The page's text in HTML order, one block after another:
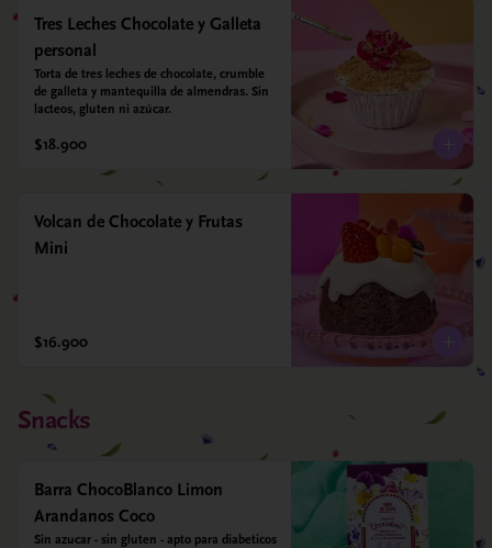
Tres Leches Chocolate y Galleta
personal
Torta de tres leches de chocolate, crumble
de galleta y mantequilla de almendras. Sin
lacteos, gluten ni azúcar.
$18.900
Volcan de Chocolate y Frutas
Mini
$16.900
Snacks
Barra ChocoBlanco Limon
Arandanos Coco
Sin azucar - sin gluten - apto para diabeticos